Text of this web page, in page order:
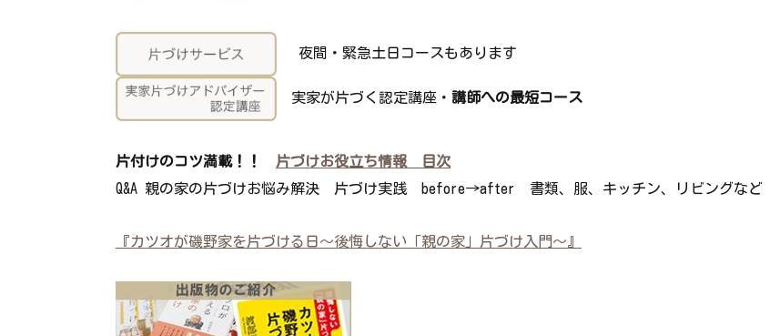
夜間・緊急土日コースもあります
実家が片づく認定講座・ 講師への最短コース
片付けのコツ満載！！
片づけお役立ち情報 目次
Q&A 親の家の片づけお悩み解決 片づけ実践 before→after 書類、服、キッチン、リビングなど
『カツオが磯野家を片づける日～後悔しない「親の家」片づけ入門～』